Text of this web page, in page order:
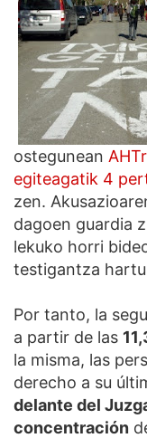
ostegunean
egiteagatik 4
zen.
dagoen guardia
lekuko horri
testigantza
Por tanto, la
a partir de las
la misma, las
derecho a su
delante del
concentración